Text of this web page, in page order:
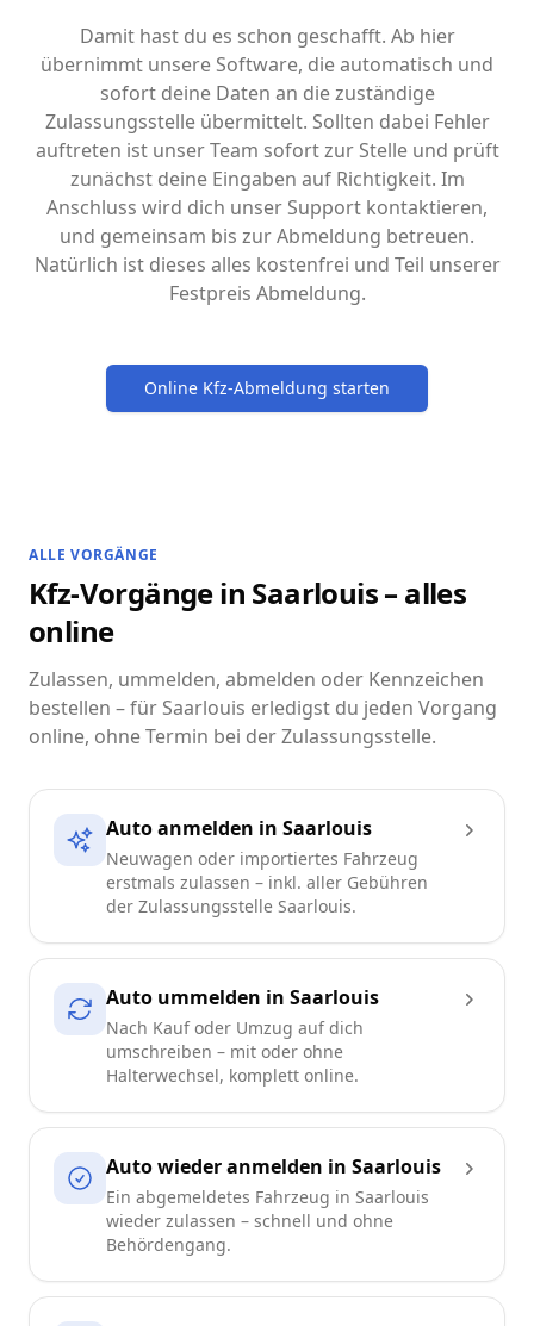
Damit hast du es schon geschafft. Ab hier
übernimmt unsere Software, die automatisch und
sofort deine Daten an die zuständige
Zulassungsstelle übermittelt. Sollten dabei Fehler
auftreten ist unser Team sofort zur Stelle und prüft
zunächst deine Eingaben auf Richtigkeit. Im
Anschluss wird dich unser Support kontaktieren,
und gemeinsam bis zur Abmeldung betreuen.
Natürlich ist dieses alles kostenfrei und Teil unserer
Festpreis Abmeldung.
Online Kfz-Abmeldung starten
ALLE VORGÄNGE
Kfz-Vorgänge in Saarlouis – alles
online
Zulassen, ummelden, abmelden oder Kennzeichen
bestellen – für Saarlouis erledigst du jeden Vorgang
online, ohne Termin bei der Zulassungsstelle.
Auto anmelden in Saarlouis
Neuwagen oder importiertes Fahrzeug
erstmals zulassen – inkl. aller Gebühren
der Zulassungsstelle Saarlouis.
Auto ummelden in Saarlouis
Nach Kauf oder Umzug auf dich
umschreiben – mit oder ohne
Halterwechsel, komplett online.
Auto wieder anmelden in Saarlouis
Ein abgemeldetes Fahrzeug in Saarlouis
wieder zulassen – schnell und ohne
Behördengang.